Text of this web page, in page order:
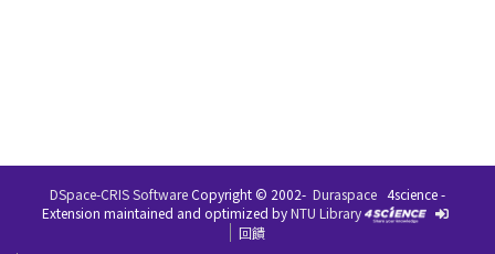
DSpace-CRIS SoftwareCopyright © 2002- Duraspace 4science -
Extension maintained and optimized byNTU Library
回饋